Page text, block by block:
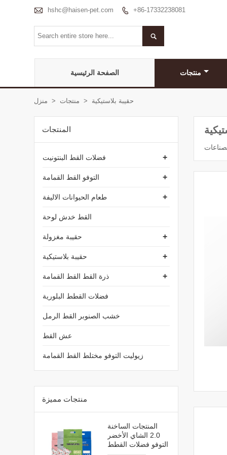
 hshc@haisen-pet.com  +86-17332238081

الصفحة الرئيسية منتجات
منزل > منتجات > حقيبة بلاستيكية
المنتجات
+ فضلات القط البنتونيت
+ التوفو القط القمامة
+ طعام الحيوانات الاليفة
القط خدش لوحة
+ حقيبة مغزولة
+ حقيبة بلاستيكية
+ ذرة القط القط القمامة
فضلات القطط البلورية
خشب الصنوبر القط الرمل
عش القط
زيوليت التوفو مختلط القط القمامة
منتجات مميزة
المنتجات الساخنة
2.0 الشاي الأخضر
التوفو فضلات القطط